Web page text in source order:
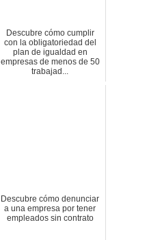
Descubre cómo cumplir
con la obligatoriedad del
plan de igualdad en
empresas de menos de 50
trabajad...
Descubre cómo denunciar
a una empresa por tener
empleados sin contrato